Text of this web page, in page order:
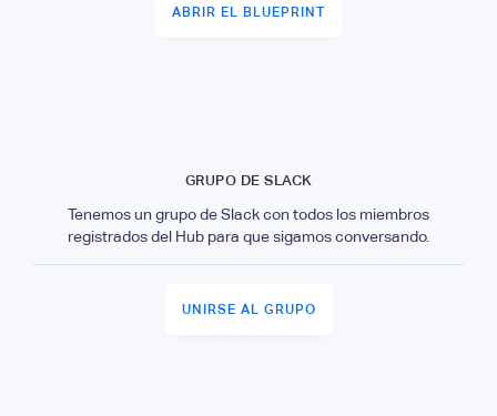
ABRIR EL BLUEPRINT
GRUPO DE SLACK
Tenemos un grupo de Slack con todos los miembros
registrados del Hub para que sigamos conversando.
UNIRSE AL GRUPO